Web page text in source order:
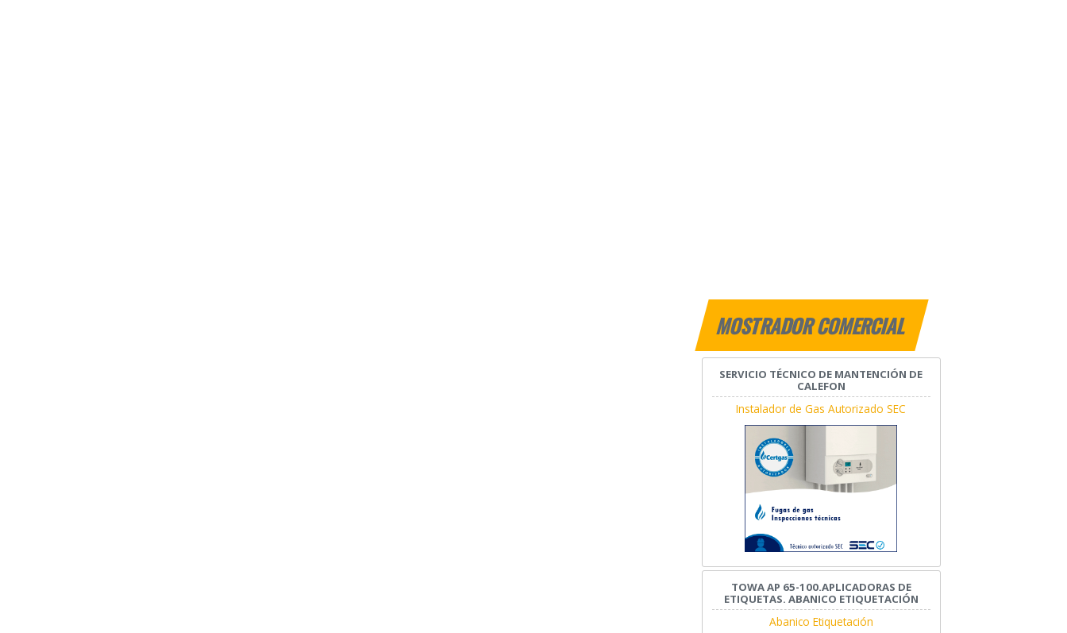
MOSTRADOR COMERCIAL
SERVICIO TÉCNICO DE MANTENCIÓN DE
CALEFON
Instalador de Gas Autorizado SEC
TOWA AP 65-100.APLICADORAS DE
ETIQUETAS. ABANICO ETIQUETACIÓN
Abanico Etiquetación